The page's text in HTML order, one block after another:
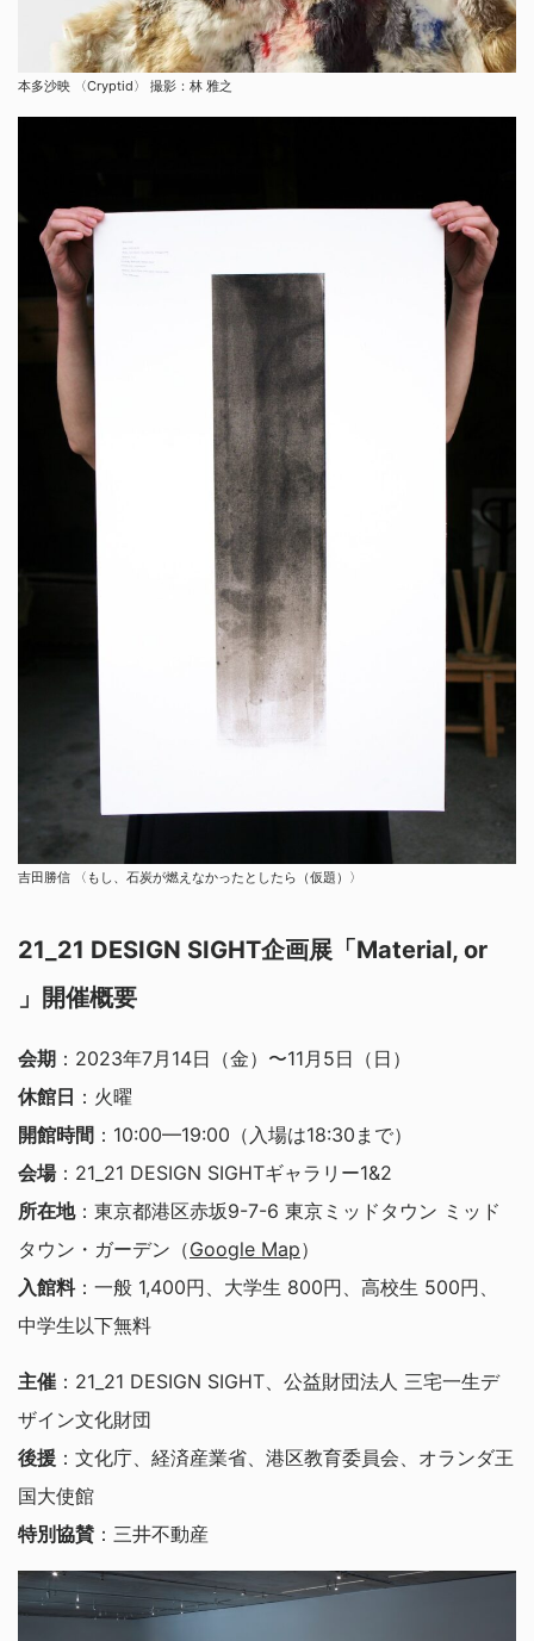
本多沙映 〈Cryptid〉 撮影：林 雅之
吉田勝信 〈もし、石炭が燃えなかったとしたら（仮題）〉
21_21 DESIGN SIGHT企画展「Material, or
」開催概要
会期 ：2023年7月14日（金）〜11月5日（日）
休館日 ：火曜
開館時間 ：10:00—19:00（入場は18:30まで）
会場：21_21 DESIGN SIGHTギャラリー1&2
所在地：東京都港区赤坂9-7-6 東京ミッドタウン ミッド
タウン・ガーデン（Google Map）
入館料：一般 1,400円、大学生 800円、高校生 500円、
中学生以下無料
主催 ：21_21 DESIGN SIGHT、公益財団法人 三宅一生デ
ザイン文化財団
後援 ：文化庁、経済産業省、港区教育委員会、オランダ王
国大使館
特別協賛 ：三井不動産